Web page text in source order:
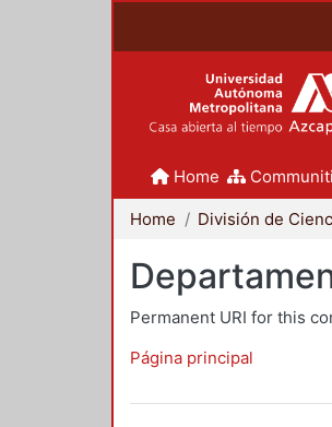
Home
Home
Permanent URI for this
Página principal